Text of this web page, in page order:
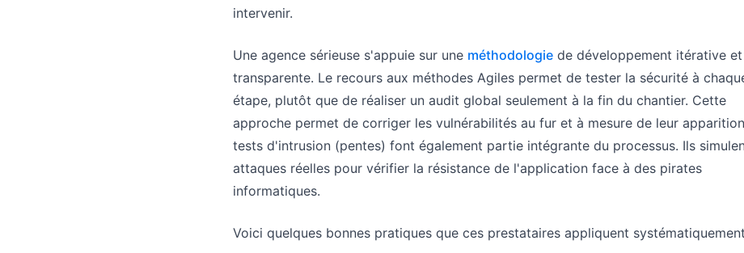
intervenir.
Une agence sérieuse s'appuie sur une méthodologie de développement itérative et
transparente. Le recours aux méthodes Agiles permet de tester la sécurité à
étape, plutôt que de réaliser un audit global seulement à la fin du chantier. Cette
approche permet de corriger les vulnérabilités au fur et à mesure de leur
tests d'intrusion (pentes) font également partie intégrante du processus. Ils
attaques réelles pour vérifier la résistance de l'application face à des pirates
informatiques.
Voici quelques bonnes pratiques que ces prestataires appliquent